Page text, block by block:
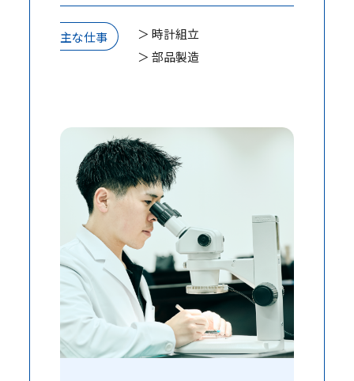
主な仕事
＞ 時計組立
＞ 部品製造